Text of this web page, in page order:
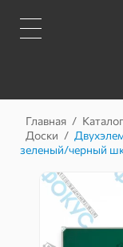
Главная / Каталог
Доски /
зеленый/черный